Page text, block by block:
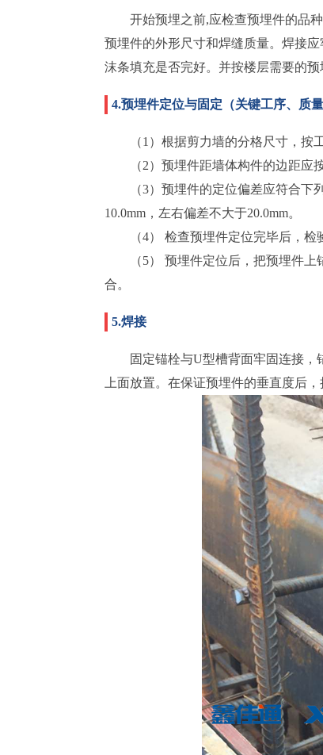
开始预埋之前,应检查预埋件的品
预埋件的外形尺寸和焊缝质量。焊接
沫条填充是否完好。并按楼层需要的预
4.预埋件定位与固定（关键工序、质量
（1）根据剪力墙的分格尺寸，按
（2）预埋件距墙体构件的边距应
（3）预埋件的定位偏差应符合
10.0mm，左右偏差不大于20.0mm。
（4） 检查预埋件定位完毕后，检
（5） 预埋件定位后，把预埋件
合。
5.焊接
固定锚栓与U型槽背面牢固连接
上面放置。在保证预埋件的垂直度后